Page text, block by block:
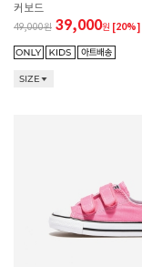
커보드
49,000 39,000원 [20%]
SIZE